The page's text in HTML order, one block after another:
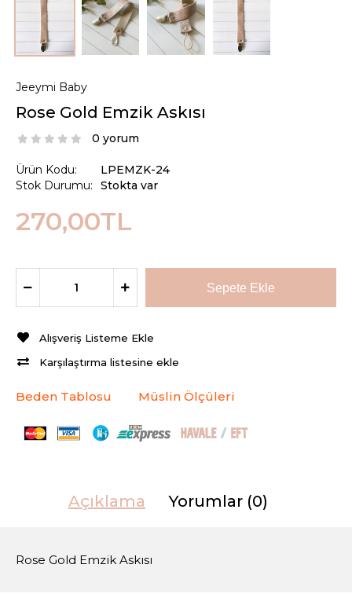
Jeeymi Baby
Rose Gold Emzik Askısı
0 yorum
Ürün Kodu:
Stok Durumu:
LPEMZK-24
Stokta var
270,00TL
Alışveriş Listeme Ekle
Karşılaştırma listesine ekle
Beden Tablosu Müslin Ölçüleri
Açıklama Yorumlar (0)
Rose Gold Emzik Askısı